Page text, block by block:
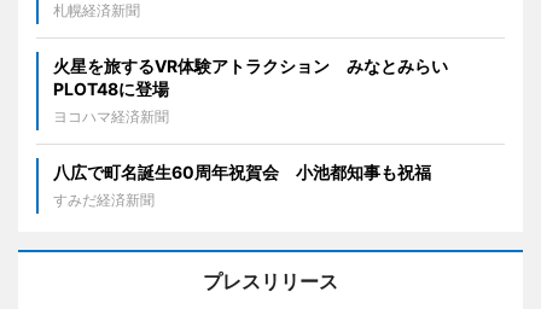
札幌経済新聞
火星を旅するVR体験アトラクション みなとみらい
PLOT48に登場
ヨコハマ経済新聞
八広で町名誕生60周年祝賀会 小池都知事も祝福
すみだ経済新聞
プレスリリース